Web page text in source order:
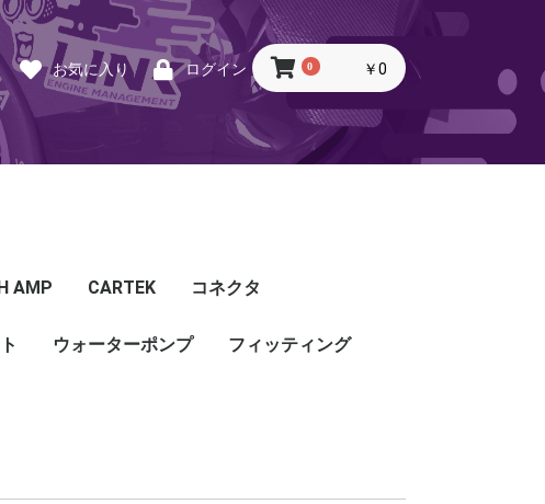
お気に入り ログイン 0 ￥0
AMP CARTEK
CARTEK
コネクタ
Lambda
Ignition
Injector
Throttle. Accele
Honda
Subaru
Toyota
Mazda
Mitsubishi
Nissan
Porsche
その他
ウォーターポンプ フィッティング